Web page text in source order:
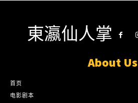
東瀛仙人掌
About Us
首页
电影剧本